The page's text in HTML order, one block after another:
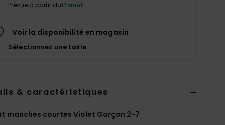
Prévue à partir du11 août
Voir la disponibilité en magasin
Sélectionnez une taille
& caractéristiques
manches courtes Violet Garçon 2-7